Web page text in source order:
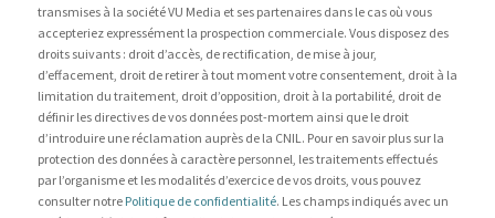
transmises à la société VU Media et ses partenaires dans le cas où vous
accepteriez expressément la prospection commerciale. Vous disposez des
droits suivants : droit d’accès, de rectification, de mise à jour,
d’effacement, droit de retirer à tout moment votre consentement, droit à la
limitation du traitement, droit d’opposition, droit à la portabilité, droit de
définir les directives de vos données post-mortem ainsi que le droit
d’introduire une réclamation auprès de la CNIL. Pour en savoir plus sur la
protection des données à caractère personnel, les traitements effectués
par l’organisme et les modalités d’exercice de vos droits, vous pouvez
consulter notre Politique de confidentialité. Les champs indiqués avec un